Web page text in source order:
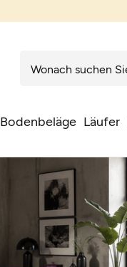
Bodenbeläge Läufer